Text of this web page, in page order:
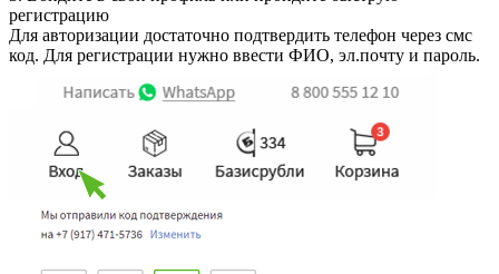
регистрацию
Для авторизации достаточно подтвердить телефон через смс
код. Для регистрации нужно ввести ФИО, эл.почту и пароль.